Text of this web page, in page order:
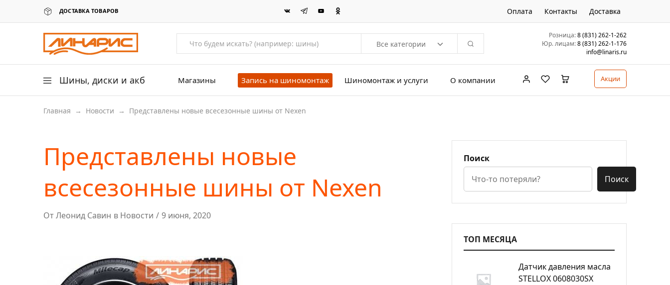
ДОСТАВКА ТОВАРОВ Оплата Контакты Доставка
Линарис
Продажа
шин,
дисков
аккумуляторов
Все категории
Розница:8 (831) 262-1-262
Юр. лицам:8 (831) 262-1-176
info@linaris.ru
Шины, диски и акб
Легковые шины
Для грузовых авто
Аккумуляторы
Датчики давления в шинах
Магазины Запись на шиномонтаж Шиномонтаж и услуги О компании Акции
Главная → Новости → Представлены новые всесезонные шины от Nexen
Представлены новые
всесезонные шины от Nexen
ОтЛеонид Савин в Новости 9 июня, 2020
Поиск
Поиск
ТОП МЕСЯЦА
Датчик давления масла
STELLOX 0608030SX